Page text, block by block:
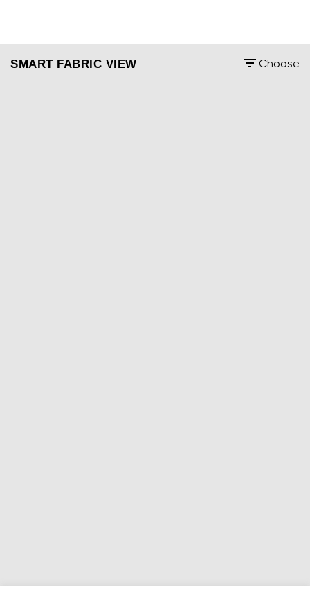
SMART FABRIC VIEW Choose